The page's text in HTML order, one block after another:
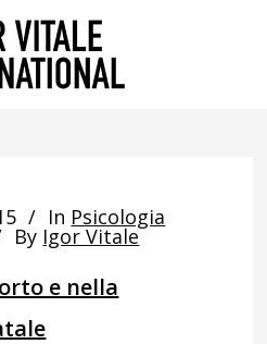
In Psicologia
By Igor Vitale
e nella